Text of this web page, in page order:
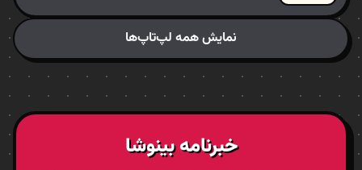
نمایش همه لپ‌تاپ‌ها
خبرنامه بینوشا